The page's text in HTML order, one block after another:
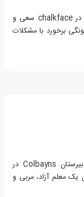
جانی در نسخه جدید 20 ایده تازه ارائه می دهد. هر یک در chalkface سعی و
برخورد با مشکلات
جانی یانگ (Johnnie Young) به مدت 19 سال در دبیرستان Colbayns در
یک معلم آزاد، مربی و